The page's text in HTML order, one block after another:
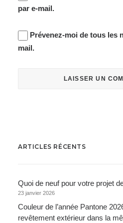
par e-mail.
Prévenez-moi de tous les
mail.
ARTICLES RÉCENTS
Quoi de neuf pour votre projet
23 janvier 2026
Couleur de l’année Pantone
revêtement extérieur dans la